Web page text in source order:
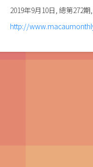
2019年9月10日, 總第272期
http://